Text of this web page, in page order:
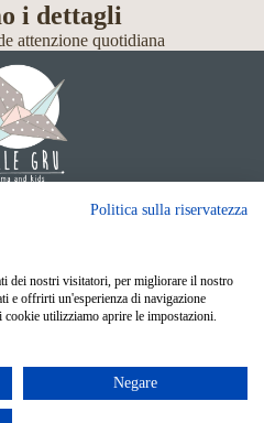
i dettagli
attenzione quotidiana
05033240283
Politica sulla riservatezza
dei nostri visitatori, per migliorare il nostro
e offrirti un'esperienza di navigazione
utilizziamo aprire le impostazioni.
Negare